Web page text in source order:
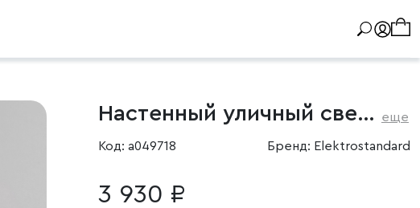
Настенный уличный светильник серый IP54 еще
Код: a049718 Бренд: Elektrostandard
3 930 ₽